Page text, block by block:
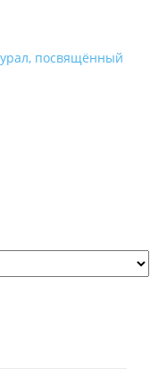
посвящённый